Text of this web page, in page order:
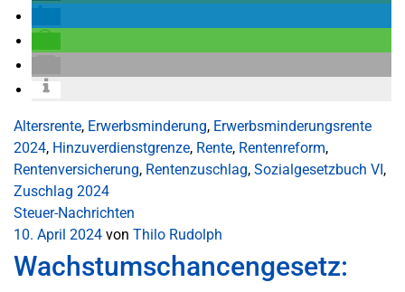
Altersrente, Erwerbsminderung, Erwerbsminderungsrente
2024, Hinzuverdienstgrenze, Rente, Rentenreform,
Rentenversicherung, Rentenzuschlag, Sozialgesetzbuch VI,
Zuschlag 2024
Steuer-Nachrichten
10. April 2024 von Thilo Rudolph
Wachstumschancengesetz: